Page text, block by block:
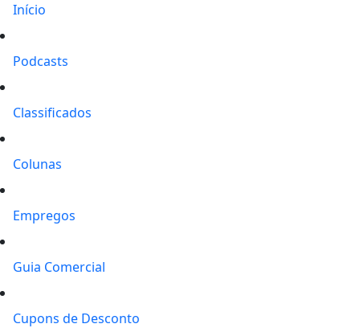
Início
Podcasts
Classificados
Colunas
Empregos
Guia Comercial
Cupons de Desconto